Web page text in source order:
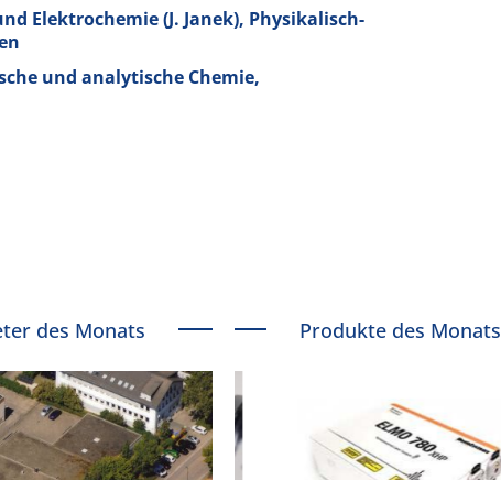
Elektrochemie (J. Janek), Physikalisch-
und analytische Chemie,
des Monats Produkte des Monats